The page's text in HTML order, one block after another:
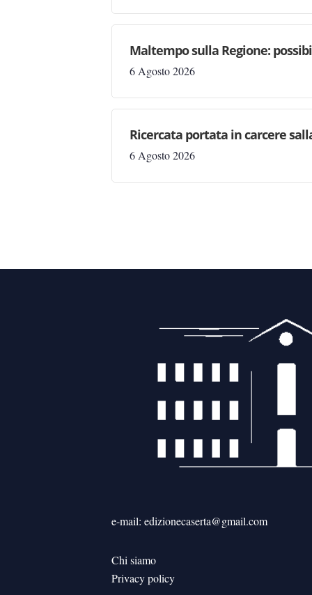
Maltempo sulla Regione:
6 Agosto 2026
Ricercata portata in carcere
6 Agosto 2026
e-mail: edizionecaserta@gmail.com
Chi siamo
Privacy policy